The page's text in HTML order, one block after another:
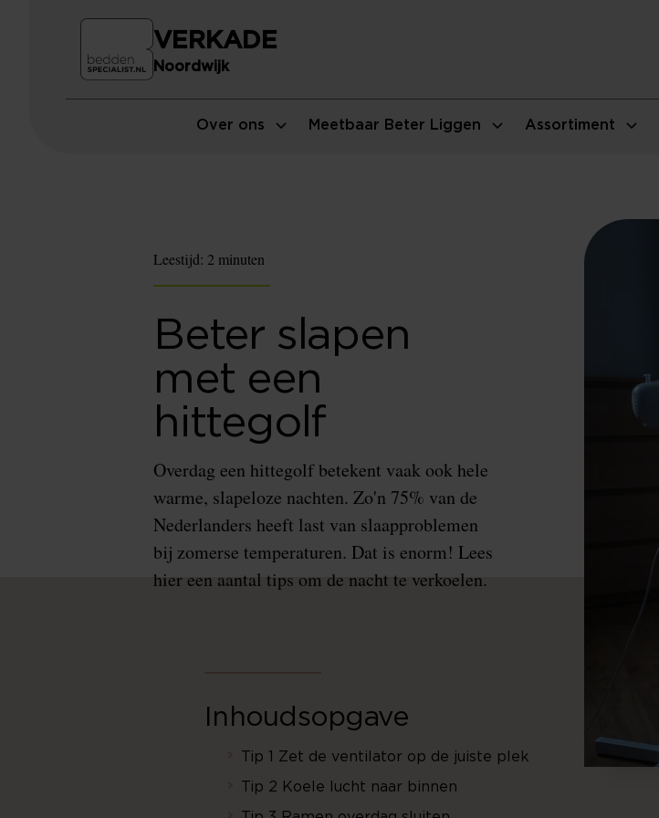
Over ons Meetbaar Beter Liggen Assortiment
VERKADE
Noordwijk
Leestijd: 2 minuten
Beter slapen
met een
hittegolf
Overdag een hittegolf betekent vaak ook hele
warme, slapeloze nachten. Zo'n 75% van de
Nederlanders heeft last van slaapproblemen
bij zomerse temperaturen. Dat is enorm! Lees
hier een aantal tips om de nacht te verkoelen.
Inhoudsopgave
Tip 1 Zet de ventilator op de juiste plek
Tip 2 Koele lucht naar binnen